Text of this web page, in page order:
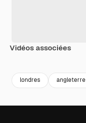
Vidéos associées
londres angleterre